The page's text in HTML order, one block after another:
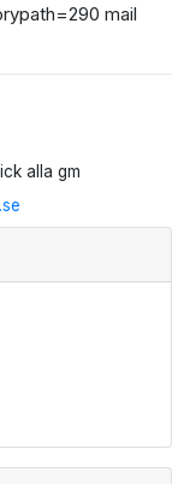
mail
alla gm